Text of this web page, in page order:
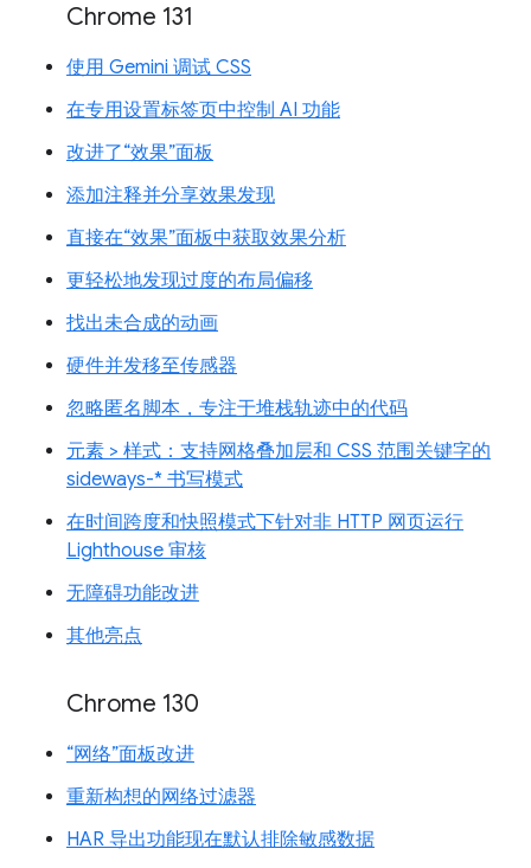
Chrome 131
使用 Gemini 调试 CSS
在专用设置标签页中控制 AI 功能
改进了“效果”面板
添加注释并分享效果发现
直接在“效果”面板中获取效果分析
更轻松地发现过度的布局偏移
找出未合成的动画
硬件并发移至传感器
忽略匿名脚本，专注于堆栈轨迹中的代码
元素 > 样式：支持网格叠加层和 CSS 范围关键字的
sideways-* 书写模式
在时间跨度和快照模式下针对非 HTTP 网页运行
Lighthouse 审核
无障碍功能改进
其他亮点
Chrome 130
“网络”面板改进
重新构想的网络过滤器
HAR 导出功能现在默认排除敏感数据